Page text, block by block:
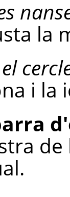
la
i la
de